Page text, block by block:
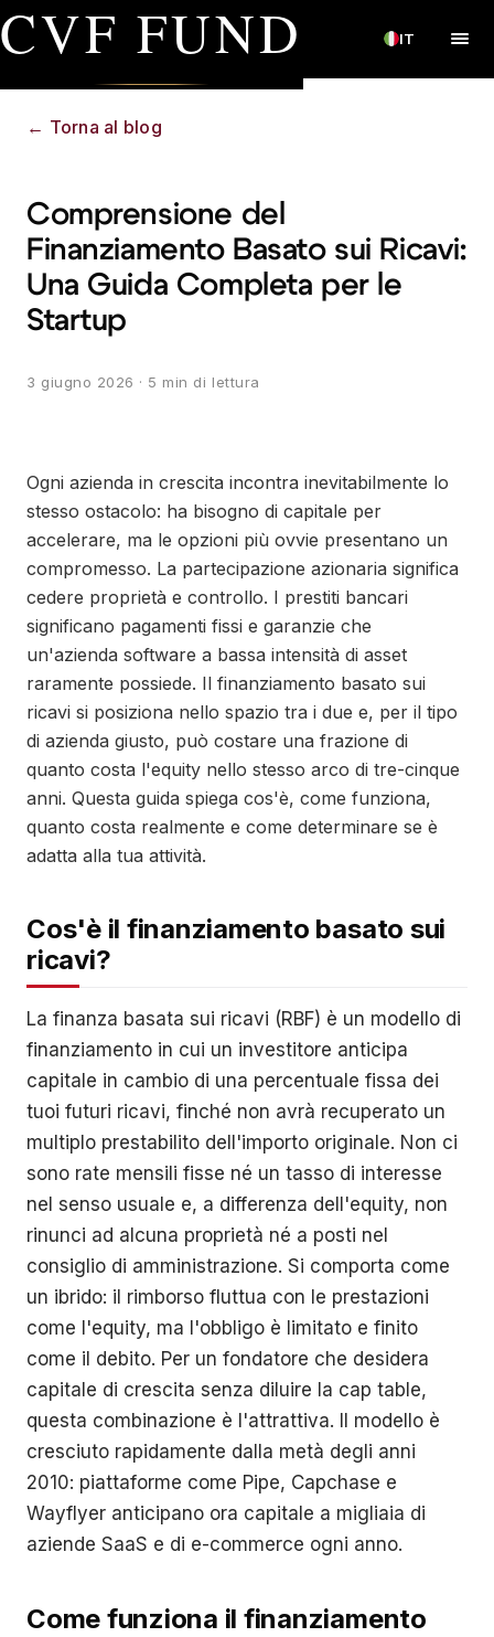
CVF FUND IT
← Torna al blog
Comprensione del
Finanziamento Basato sui Ricavi:
Una Guida Completa per le
Startup
3 giugno 2026 · 5 min di lettura
Ogni azienda in crescita incontra inevitabilmente lo
stesso ostacolo: ha bisogno di capitale per
accelerare, ma le opzioni più ovvie presentano un
compromesso. La partecipazione azionaria significa
cedere proprietà e controllo. I prestiti bancari
significano pagamenti fissi e garanzie che
un'azienda software a bassa intensità di asset
raramente possiede. Il finanziamento basato sui
ricavi si posiziona nello spazio tra i due e, per il tipo
di azienda giusto, può costare una frazione di
quanto costa l'equity nello stesso arco di tre-cinque
anni. Questa guida spiega cos'è, come funziona,
quanto costa realmente e come determinare se è
adatta alla tua attività.
Cos'è il finanziamento basato sui
ricavi?
La finanza basata sui ricavi (RBF) è un modello di
finanziamento in cui un investitore anticipa
capitale in cambio di una percentuale fissa dei
tuoi futuri ricavi, finché non avrà recuperato un
multiplo prestabilito dell'importo originale. Non ci
sono rate mensili fisse né un tasso di interesse
nel senso usuale e, a differenza dell'equity, non
rinunci ad alcuna proprietà né a posti nel
consiglio di amministrazione. Si comporta come
un ibrido: il rimborso fluttua con le prestazioni
come l'equity, ma l'obbligo è limitato e finito
come il debito. Per un fondatore che desidera
capitale di crescita senza diluire la cap table,
questa combinazione è l'attrattiva. Il modello è
cresciuto rapidamente dalla metà degli anni
2010: piattaforme come Pipe, Capchase e
Wayflyer anticipano ora capitale a migliaia di
aziende SaaS e di e-commerce ogni anno.
Come funziona il finanziamento